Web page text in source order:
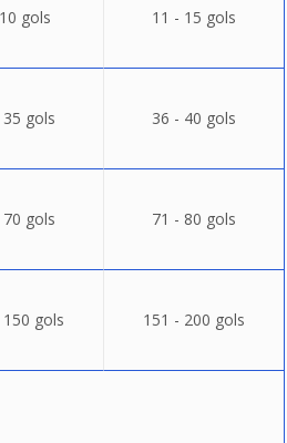
gols 11 - 15 gols
gols 36 - 40 gols
gols 71 - 80 gols
gols 151 - 200 gols